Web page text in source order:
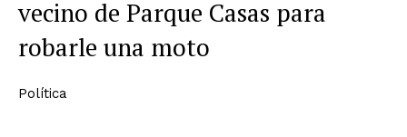
vecino de Parque Casas para
robarle una moto
Política